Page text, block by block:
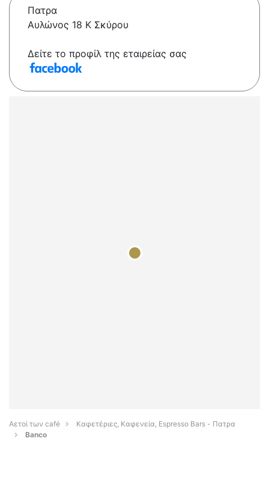
Πατρα
Αυλώνος 18 Κ Σκύρου
Δείτε το προφίλ της εταιρείας σας
Αετοί των café
Καφετέριες, Καφενεία, Espresso Bars - Πατρα
Banco